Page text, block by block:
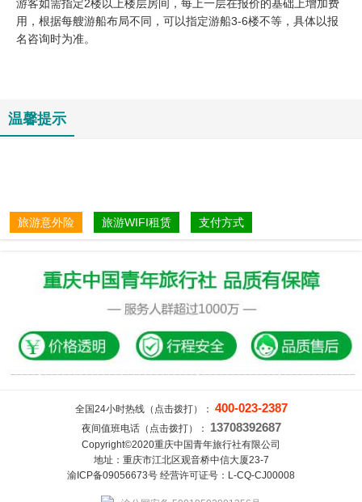
游客如需指定2楼以上楼层房间，每上一层在报价的基础上增加费
用，根据每艘游船布局不同，可以指定游船3-6楼不等，具体以报
名咨询时为准。
温馨提示
旅游意外险 旅游WIFI租赁 支付方式
全国24小时热线（点击拨打）： 400-023-2387
夜间值班电话（点击拨打）： 13708392687
Copyright©2020重庆中国青年旅行社有限公司
地址：重庆市江北区观音桥中信大厦23-7
渝ICP备09056673号 经营许可证号：L-CQ-CJ00008